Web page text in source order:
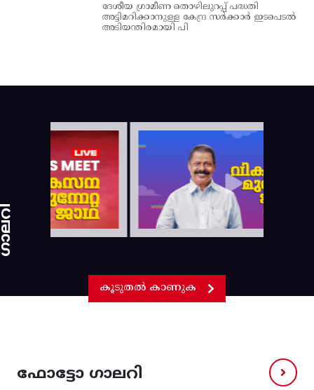
ദേശീയ ഗ്രാമീണ തൊഴിലുറപ്പ്‌ പദ്ധതി
അട്ടിമറിക്കാനുള്ള കേന്ദ്ര സര്‍ക്കാര്‍ ഇടപെടല്‍
അടിയന്തിരമായി പി
കൂടുതൽ കാണുക
ഫോട്ടോ ഗാലറി